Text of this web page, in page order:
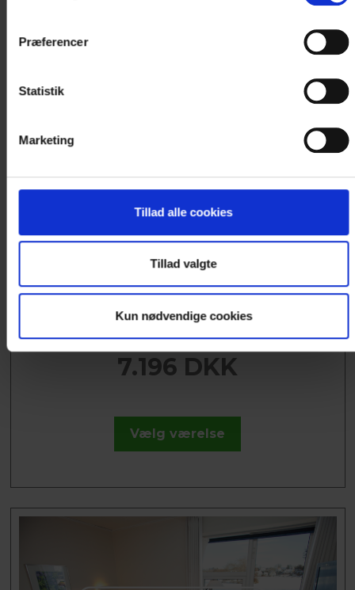
Præferencer
Statistik
Marketing
Tillad alle cookies
Tillad valgte
Kun nødvendige cookies
K
u
n
1
v
æ
r
e
l
s
e
r
t
i
l
b
a
g
e
SØNDERSØ SUITE
Søndersø Suiten kan IKKE bookes online. Kontakt
Suiten er på ca....
Læs mere
7.196 DKK
Vælg værelse